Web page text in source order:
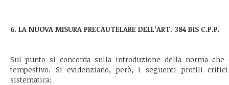
6. LA NUOVA MISURA PRECAUTELARE DELL’ART. 384 BIS C.P.P.
Sul punto si concorda sulla introduzione della norma che
tempestivo. Si evidenziano, però, i seguenti profili
sistematica: